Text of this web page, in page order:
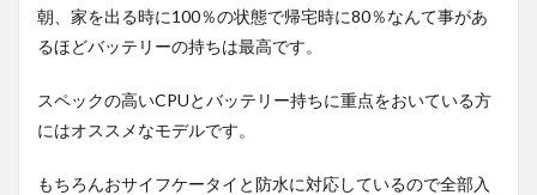
朝、家を出る時に100％の状態で帰宅時に80％なんて事があ
るほどバッテリーの持ちは最高です。
スペックの高いCPUとバッテリー持ちに重点をおいている方
にはオススメなモデルです。
もちろんおサイフケータイと防水に対応しているので全部入